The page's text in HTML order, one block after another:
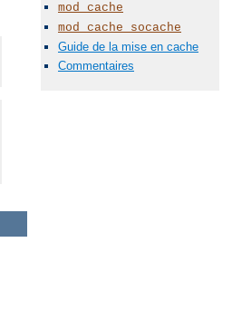
mod_cache
mod_cache_socache
Guide de la mise en cache
Commentaires